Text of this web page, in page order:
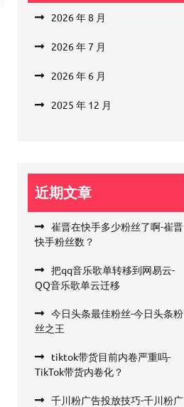
2026 年 8 月
2026 年 7 月
2026 年 6 月
2025 年 12 月
近期文章
崔晋在快手多少粉丝了啊-崔晋
快手粉丝数？
把qq音乐歌单转移到网易云-
QQ音乐歌单云迁移
今日头条最佳粉丝-今日头条粉
丝之王
tiktok带货目前内卷严重吗-
TikTok带货内卷化？
千川粉广告投放技巧-千川粉广